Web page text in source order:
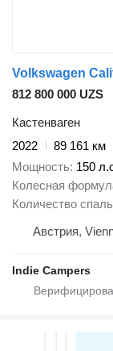
Volkswagen
812 800 000 UZS
Кастенваген
2022
89 161 км
Мощность 150
Колесная
Количество
Австрия,
Indie Campers